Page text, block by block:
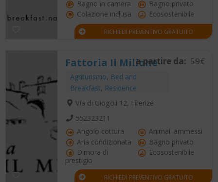
Bagno in camera
Bagno privato
Colazione inclusa
Ecosostenibile
RICHIEDI PREVENTIVO GRATUITO
Fattoria Il Milione
Agriturismo, Bed and
Breakfast, Residence
a partire da: 59€
Via di Giogoli 12, Firenze
552323211
Angolo cottura
Animali ammessi
Aria condizionata
Bagno privato
Dimora di
prestigio
Ecosostenibile
RICHIEDI PREVENTIVO GRATUITO